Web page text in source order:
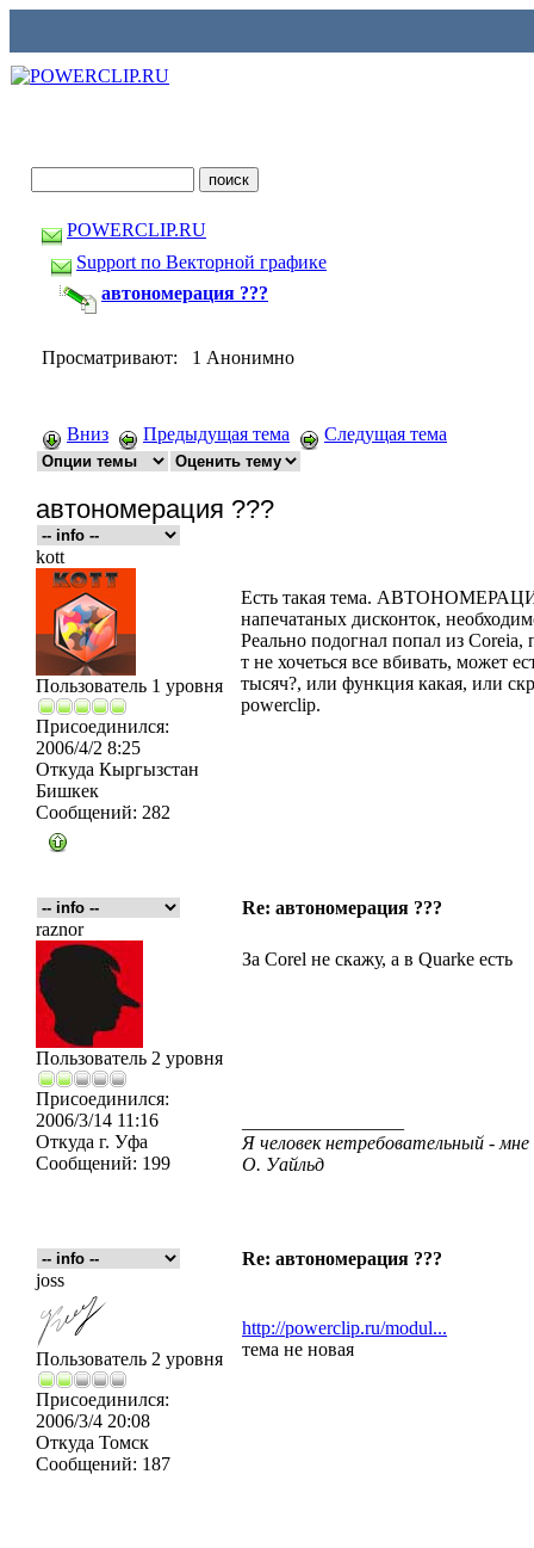
POWERCLIP.RU
Support по Векторной графике
автономерация ???
Просматривают: 1 Анонимно
Вниз Предыдущая тема Следущая тема
автономерация ???
kott
Пользователь 1 уровня
Присоединился:
2006/4/2 8:25
Откуда Кыргызстан
Бишкек
Сообщений: 282
Есть такая тема.
напечатаных дисконток,
Реально подогнал попал из
т не хочеться все вбивать, может
тысяч?, или функция какая, или
powerclip.
Re: автономерация ???
raznor
Пользователь 2 уровня
Присоединился:
2006/3/14 11:16
Откуда г. Уфа
Сообщений: 199
За Corel не скажу, а в Quarke есть
Я человек нетребовательный -
О. Уайльд
Re: автономерация ???
joss
Пользователь 2 уровня
Присоединился:
2006/3/4 20:08
Откуда Томск
Сообщений: 187
http://powerclip.ru/modul...
тема не новая